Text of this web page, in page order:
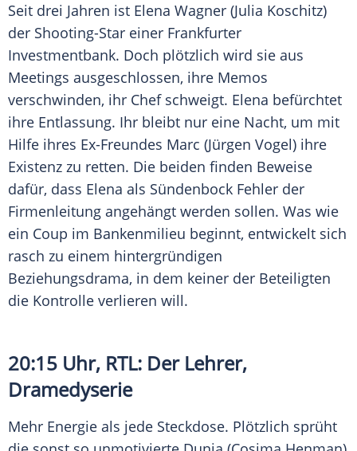
Seit drei Jahren ist Elena Wagner (Julia Koschitz)
der Shooting-Star einer Frankfurter
Investmentbank. Doch plötzlich wird sie aus
Meetings ausgeschlossen, ihre Memos
verschwinden, ihr Chef schweigt. Elena befürchtet
ihre Entlassung. Ihr bleibt nur eine Nacht, um mit
Hilfe ihres Ex-Freundes Marc (Jürgen Vogel) ihre
Existenz zu retten. Die beiden finden Beweise
dafür, dass Elena als Sündenbock Fehler der
Firmenleitung angehängt werden sollen. Was wie
ein Coup im Bankenmilieu beginnt, entwickelt sich
rasch zu einem hintergründigen
Beziehungsdrama, in dem keiner der Beteiligten
die Kontrolle verlieren will.
20:15 Uhr, RTL: Der Lehrer,
Dramedyserie
Mehr Energie als jede Steckdose. Plötzlich sprüht